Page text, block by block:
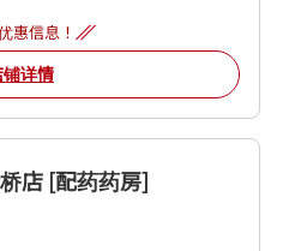
惠信息！
详情
店 [配药药房]